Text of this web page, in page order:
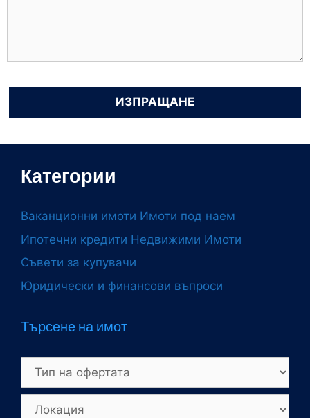
Категории
Ваканционни имоти Имоти под наем
Ипотечни кредити Недвижими Имоти
Съвети за купувачи
Юридически и финансови въпроси
Търсене на имот